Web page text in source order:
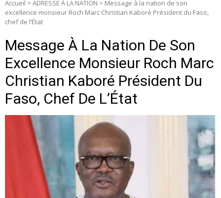
Accueil > ADRESSE À LA NATION > Message à la nation de son
excellence monsieur Roch Marc Christian Kaboré Président du Faso,
chef de l’État
Message À La Nation De Son
Excellence Monsieur Roch Marc
Christian Kaboré Président Du
Faso, Chef De L’État